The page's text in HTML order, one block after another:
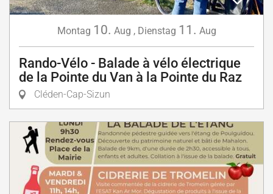
Montag 10. Aug , Dienstag 11. Aug
Rando-Vélo - Balade à vélo électrique
de la Pointe du Van à la Pointe du Raz
Cléden-Cap-Sizun